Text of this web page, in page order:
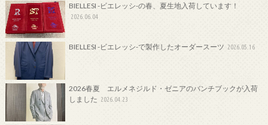
BIELLESI -ビエレッシ-の春、夏生地入荷しています！
2026.06.04
BIELLESI -ビエレッシ-で製作したオーダースーツ 2026.05.16
2026春夏 エルメネジルド・ゼニアのバンチブックが入荷
しました 2026.04.23